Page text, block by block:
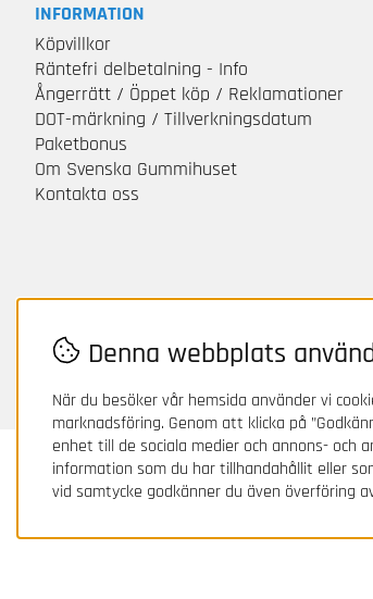
INFORMATION
Köpvillkor
Räntefri delbetalning - Info
Ångerrätt / Öppet köp / Reklamationer
DOT-märkning / Tillverkningsdatum
Paketbonus
Om Svenska Gummihuset
Kontakta oss
Denna webbplats
När du besöker vår hemsida använder vi
marknadsföring. Genom att klicka på
enhet till de sociala medier och annons- och
information som du har tillhandahållit eller
vid samtycke godkänner du även överföring